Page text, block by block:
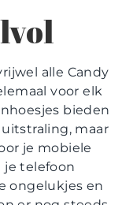
alle Candy
voor elk
bieden
maar
je mobiele
je telefoon
ongelukjes en